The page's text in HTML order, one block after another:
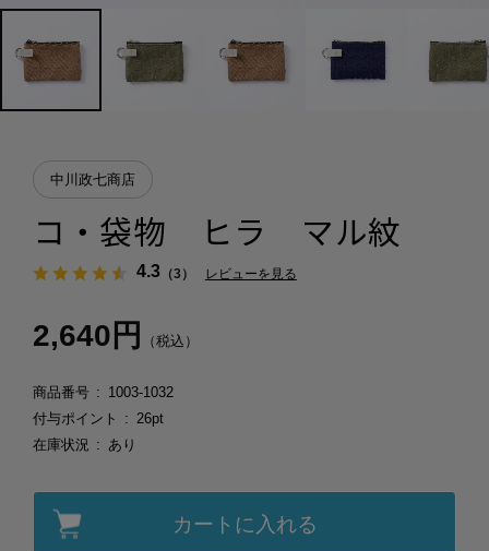
中川政七商店
コ・袋物 ヒラ マル紋
4.3（3） レビューを見る
2,640円 （税込）
商品番号
1003-1032
付与ポイント
26pt
在庫状況
あり
カートに入れる